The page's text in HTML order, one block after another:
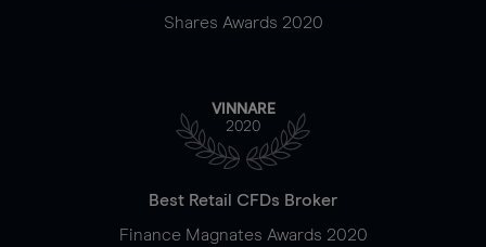
Shares Awards 2020
VINNARE
2020
Best Retail CFDs Broker
Finance Magnates Awards 2020